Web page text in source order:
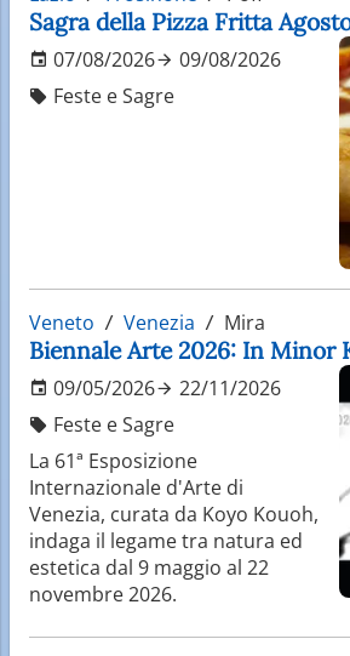
Sagra della Pizza Fritta
07/08/2026
09/08/2026
Feste e Sagre
Veneto Venezia Mira
Biennale Arte 2026: In Minor
09/05/2026
22/11/2026
Feste e Sagre
La 61ª Esposizione
Internazionale d'Arte di
Venezia, curata da Koyo Kouoh,
indaga il legame tra natura ed
estetica dal 9 maggio al 22
novembre 2026.